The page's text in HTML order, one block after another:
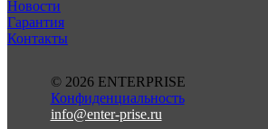
Новости
Гарантия
Контакты
© 2026 ENTERPRISE
Конфиденциальность
info@enter-prise.ru